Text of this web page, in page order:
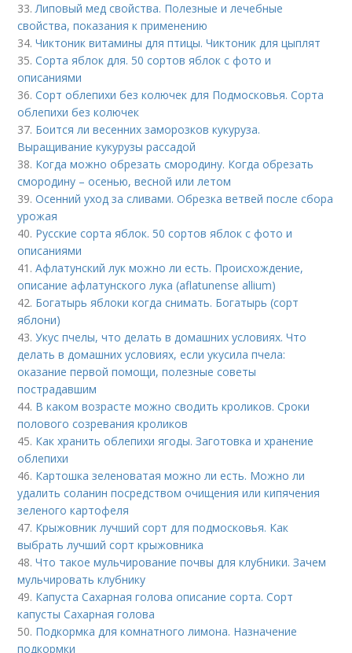
33.Липовый мед свойства. Полезные и лечебные
свойства, показания к применению
34.Чиктоник витамины для птицы. Чиктоник для цыплят
35.Сорта яблок для. 50 сортов яблок с фото и
описаниями
36.Сорт облепихи без колючек для Подмосковья. Сорта
облепихи без колючек
37. Боится ли весенних заморозков кукуруза.
Выращивание кукурузы рассадой
38. Когда можно обрезать смородину. Когда обрезать
смородину – осенью, весной или летом
39.Осенний уход за сливами. Обрезка ветвей после сбора
урожая
40. Русские сорта яблок. 50 сортов яблок с фото и
описаниями
41.Афлатунский лук можно ли есть. Происхождение,
описание афлатунского лука (aflatunense allium)
42. Богатырь яблоки когда снимать. Богатырь (сорт
яблони)
43.Укус пчелы, что делать в домашних условиях. Что
делать в домашних условиях, если укусила пчела:
оказание первой помощи, полезные советы
пострадавшим
44. В каком возрасте можно сводить кроликов. Сроки
полового созревания кроликов
45. Как хранить облепихи ягоды. Заготовка и хранение
облепихи
46. Картошка зеленоватая можно ли есть. Можно ли
удалить соланин посредством очищения или кипячения
зеленого картофеля
47. Крыжовник лучший сорт для подмосковья. Как
выбрать лучший сорт крыжовника
48.Что такое мульчирование почвы для клубники. Зачем
мульчировать клубнику
49. Капуста Сахарная голова описание сорта. Сорт
капусты Сахарная голова
50. Подкормка для комнатного лимона. Назначение
подкормки